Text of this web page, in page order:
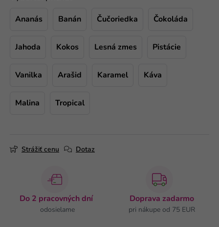
Ananás Banán Čučoriedka Čokoláda
Jahoda Kokos Lesná zmes Pistácie
Vanilka Arašid Karamel Káva
Malina Tropical
Strážiť cenu Dotaz
Do 2 pracovných dní
odosielame
Doprava zadarmo
pri nákupe od 75 EUR